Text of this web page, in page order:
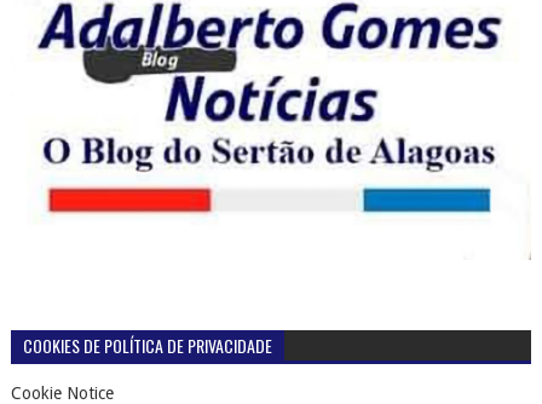
COOKIES DE POLÍTICA DE PRIVACIDADE
Cookie Notice